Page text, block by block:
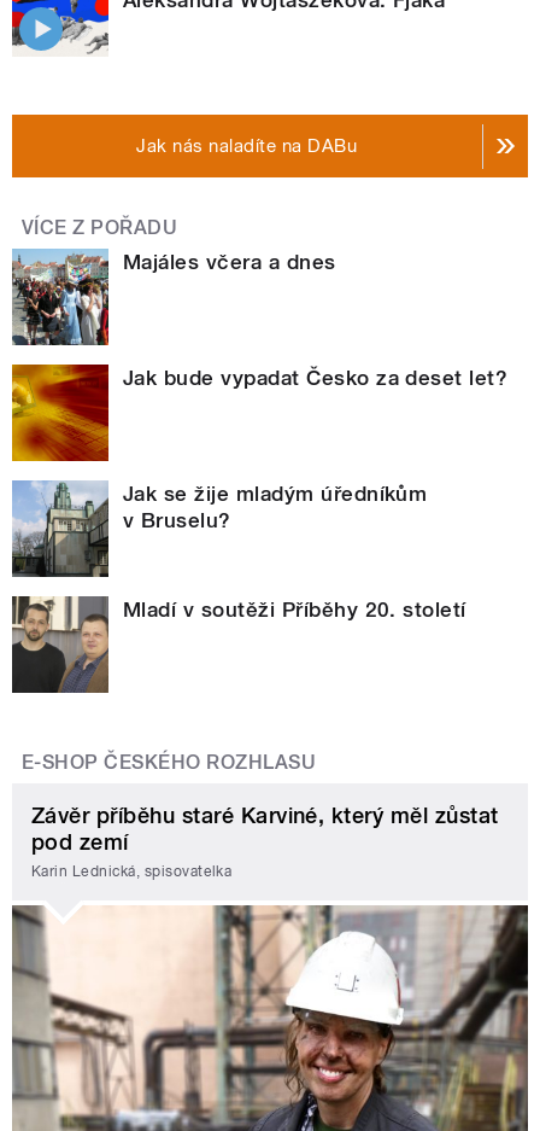
Jak nás naladíte na DABu
VÍCE Z POŘADU
Majáles včera a dnes
Jak bude vypadat Česko za deset let?
Jak se žije mladým úředníkům
v Bruselu?
Mladí v soutěži Příběhy 20. století
E-SHOP ČESKÉHO ROZHLASU
Závěr příběhu staré Karviné, který měl zůstat
pod zemí
Karin Lednická, spisovatelka